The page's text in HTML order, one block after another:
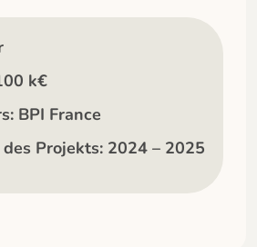
k€
BPI France
Projekts: 2024 – 2025